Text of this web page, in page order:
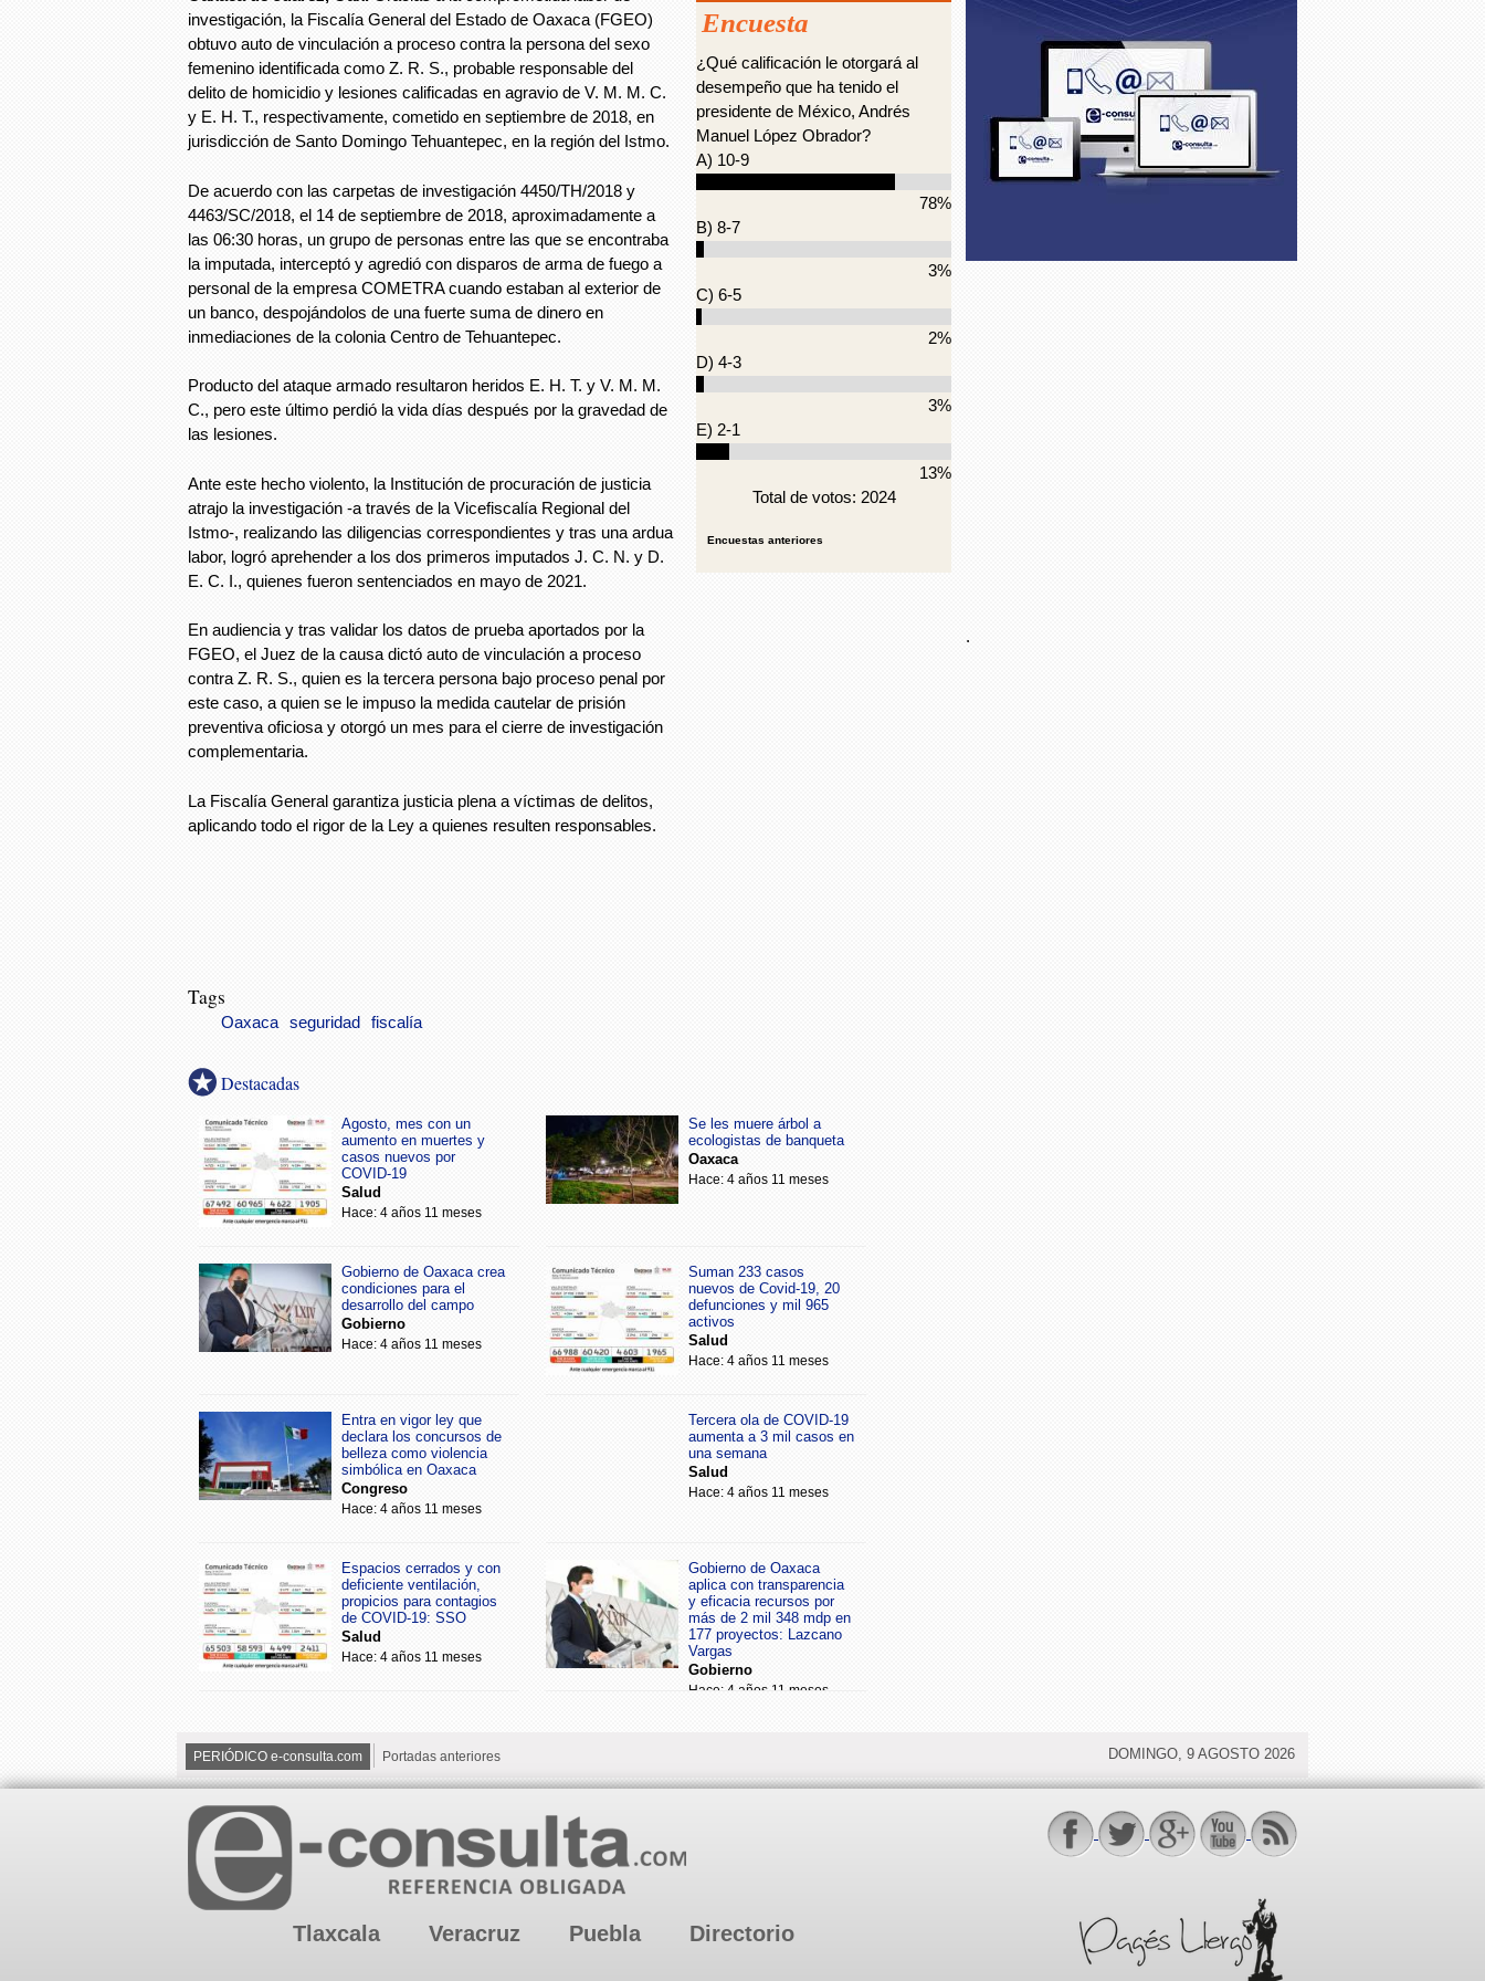
investigación, la Fiscalía General del Estado de Oaxaca (FGEO)
obtuvo auto de vinculación a proceso contra la persona del sexo
femenino identificada como Z. R. S., probable responsable del
delito de homicidio y lesiones calificadas en agravio de V. M. M. C.
y E. H. T., respectivamente, cometido en septiembre de 2018, en
jurisdicción de Santo Domingo Tehuantepec, en la región del Istmo.
De acuerdo con las carpetas de investigación 4450/TH/2018 y
4463/SC/2018, el 14 de septiembre de 2018, aproximadamente a
las 06:30 horas, un grupo de personas entre las que se encontraba
la imputada, interceptó y agredió con disparos de arma de fuego a
personal de la empresa COMETRA cuando estaban al exterior de
un banco, despojándolos de una fuerte suma de dinero en
inmediaciones de la colonia Centro de Tehuantepec.
Producto del ataque armado resultaron heridos E. H. T. y V. M. M.
C., pero este último perdió la vida días después por la gravedad de
las lesiones.
Ante este hecho violento, la Institución de procuración de justicia
atrajo la investigación -a través de la Vicefiscalía Regional del
Istmo-, realizando las diligencias correspondientes y tras una ardua
labor, logró aprehender a los dos primeros imputados J. C. N. y D.
E. C. I., quienes fueron sentenciados en mayo de 2021.
En audiencia y tras validar los datos de prueba aportados por la
FGEO, el Juez de la causa dictó auto de vinculación a proceso
contra Z. R. S., quien es la tercera persona bajo proceso penal por
este caso, a quien se le impuso la medida cautelar de prisión
preventiva oficiosa y otorgó un mes para el cierre de investigación
complementaria.
La Fiscalía General garantiza justicia plena a víctimas de delitos,
aplicando todo el rigor de la Ley a quienes resulten responsables.
Encuesta
¿Qué calificación le otorgará al
desempeño que ha tenido el
presidente de México, Andrés
Manuel López Obrador?
A) 10-9
78%
B) 8-7
3%
C) 6-5
2%
D) 4-3
3%
E) 2-1
13%
Total de votos: 2024
Encuestas anteriores
Tags
Oaxaca seguridad fiscalía
Destacadas
Agosto, mes con un
aumento en muertes y
casos nuevos por
COVID-19
Salud
Hace: 4 años 11 meses
Se les muere árbol a
ecologistas de banqueta
Oaxaca
Hace: 4 años 11 meses
Gobierno de Oaxaca crea
condiciones para el
desarrollo del campo
Gobierno
Hace: 4 años 11 meses
Suman 233 casos
nuevos de Covid-19, 20
defunciones y mil 965
activos
Salud
Hace: 4 años 11 meses
Entra en vigor ley que
declara los concursos de
belleza como violencia
simbólica en Oaxaca
Congreso
Hace: 4 años 11 meses
Tercera ola de COVID-19
aumenta a 3 mil casos en
una semana
Salud
Hace: 4 años 11 meses
Espacios cerrados y con
deficiente ventilación,
propicios para contagios
de COVID-19: SSO
Salud
Hace: 4 años 11 meses
Gobierno de Oaxaca
aplica con transparencia
y eficacia recursos por
más de 2 mil 348 mdp en
177 proyectos: Lazcano
Vargas
Gobierno
Hace: 4 años 11 meses
.
PERIÓDICO e-consulta.com Portadas anteriores DOMINGO, 9 AGOSTO 2026
Tlaxcala Veracruz Puebla Directorio